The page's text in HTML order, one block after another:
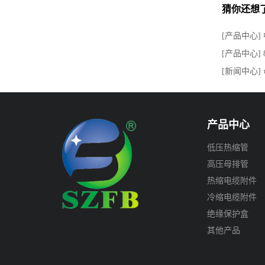
猜你还想
[产品中心]
[产品中心]
[新闻中心]
产品中心
低压热缩管
高压母排管
热缩电缆附件
冷缩电缆附件
绝缘保护盒
其他产品